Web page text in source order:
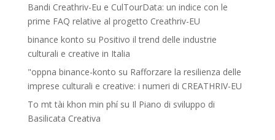
Bandi Creathriv-Eu e CulTourData: un indice con le
prime FAQ relative al progetto Creathriv-EU
binance konto su Positivo il trend delle industrie
culturali e creative in Italia
"oppna binance-konto su Rafforzare la resilienza delle
imprese culturali e creative: i numeri di CREATHRIV-EU
To mt tài khon min phísu Il Piano di sviluppo di
Basilicata Creativa